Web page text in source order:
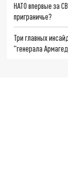
НАТО впервые за
приграничье?
Три главных
"генерала